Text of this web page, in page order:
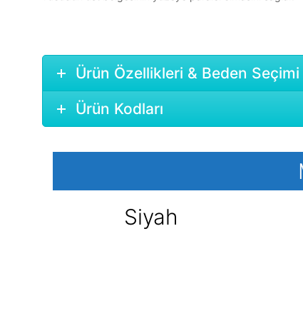
Ürün Özellikleri & Beden Seçimi
Ürün Kodları
Siyah